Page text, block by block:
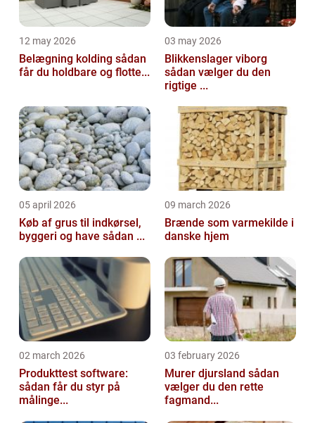
12 may 2026
Belægning kolding sådan
får du holdbare og flotte...
03 may 2026
Blikkenslager viborg
sådan vælger du den
rigtige ...
05 april 2026
Køb af grus til indkørsel,
byggeri og have sådan ...
09 march 2026
Brænde som varmekilde i
danske hjem
02 march 2026
Produkttest software:
sådan får du styr på
målinge...
03 february 2026
Murer djursland sådan
vælger du den rette
fagmand...